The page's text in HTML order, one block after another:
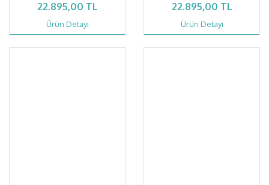
22.895,00 TL
Ürün Detayı
22.895,00 TL
Ürün Detayı